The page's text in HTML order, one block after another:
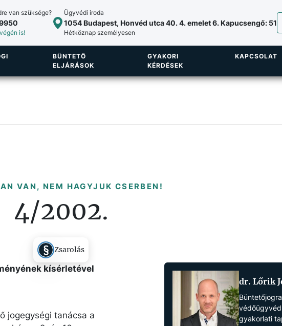
van szüksége?
is!
Ügyvédi iroda
1054 Budapest, Honvéd utca 40. 4. emelet 6. Kapucsengő: 51
Hétköznap személyesen
BÜNTETŐ
ELJÁRÁSOK
GYAKORI
KÉRDÉSEK
KAPCSOLAT
VAN, NEM HAGYJUK CSERBEN!
4/2002.
Zsarolás
kísérletével
jogegységi tanácsa a
dr. Lőrik
gyakorlati